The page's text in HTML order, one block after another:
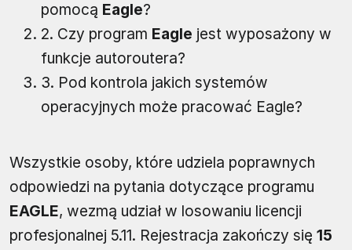
pomocą Eagle?
2. Czy program Eagle jest wyposażony w
funkcje autoroutera?
3. Pod kontrola jakich systemów
operacyjnych może pracować Eagle?
Wszystkie osoby, które udziela poprawnych
odpowiedzi na pytania dotyczące programu
EAGLE, wezmą udział w losowaniu licencji
profesjonalnej 5.11. Rejestracja zakończy się 15